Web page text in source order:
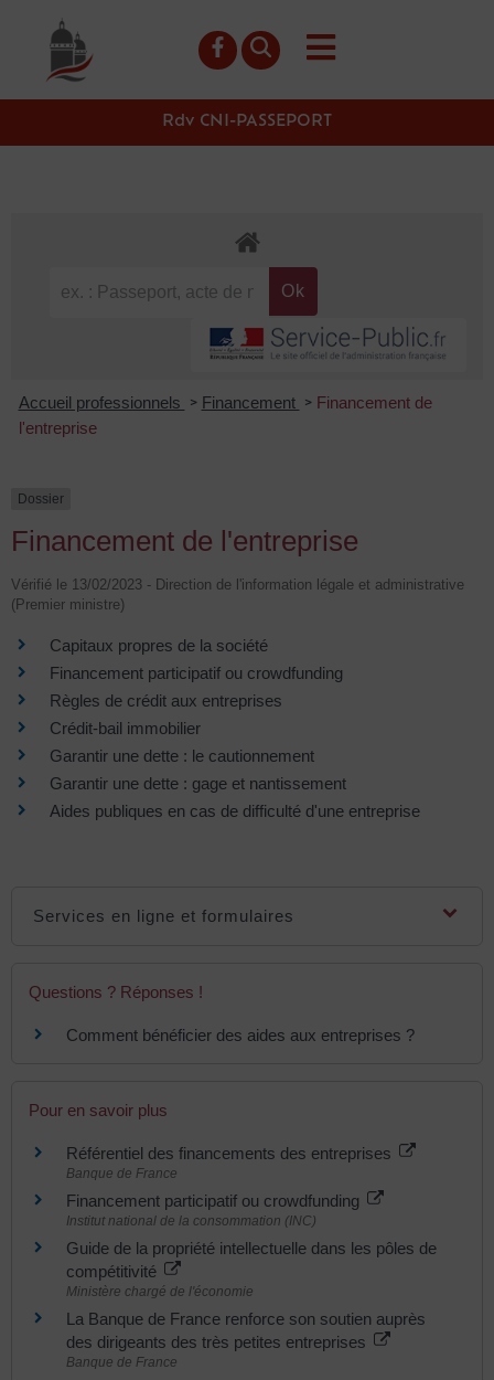
principal
Rdv CNI-PASSEPORT
Accueil professionnels > Financement > Financement de
l'entreprise
Dossier
Financement de l'entreprise
Vérifié le 13/02/2023 - Direction de l'information légale et administrative
(Premier ministre)
Capitaux propres de la société
Financement participatif ou crowdfunding
Règles de crédit aux entreprises
Crédit-bail immobilier
Garantir une dette : le cautionnement
Garantir une dette : gage et nantissement
Aides publiques en cas de difficulté d'une entreprise
Services en ligne et formulaires
Questions ? Réponses !
Comment bénéficier des aides aux entreprises ?
Pour en savoir plus
Référentiel des financements des entreprises
Banque de France
Financement participatif ou crowdfunding
Institut national de la consommation (INC)
Guide de la propriété intellectuelle dans les pôles de
compétitivité
Ministère chargé de l'économie
La Banque de France renforce son soutien auprès
des dirigeants des très petites entreprises
Banque de France